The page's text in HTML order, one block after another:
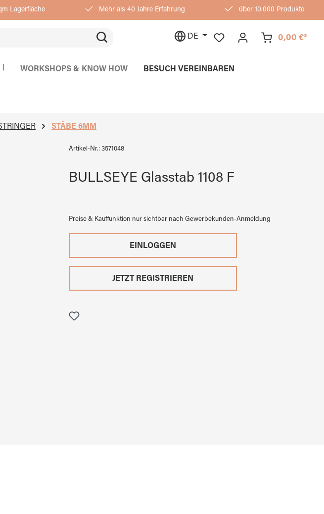
Lagerfläche Mehr als 40 Jahre Erfahrung über 10.000 Produkte
DE 0,00 €*
WORKSHOPS & KNOW HOW BESUCH VEREINBAREN
STÄBE 6MM
Artikel-Nr.: 3571048
BULLSEYE Glasstab 1108 F
Preise & Kauffunktion nur sichtbar nach Gewerbekunden-Anmeldung
EINLOGGEN
JETZT REGISTRIEREN